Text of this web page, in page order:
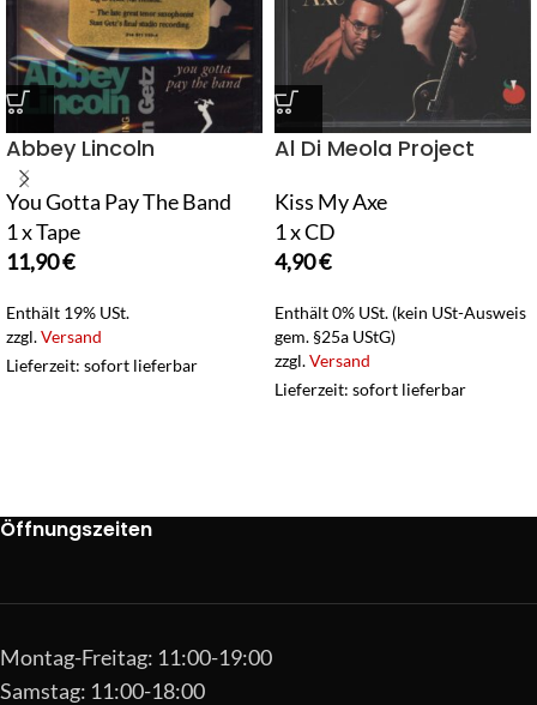
Abbey Lincoln
You Gotta Pay The Band
1 x Tape
11,90€
Enthält 19% USt.
zzgl.Versand
Lieferzeit: sofort lieferbar
Al Di Meola Project
Kiss My Axe
1 x CD
4,90€
Enthält 0% USt. (kein USt-Ausweis
gem. §25a UStG)
zzgl.Versand
Lieferzeit: sofort lieferbar
Öffnungszeiten
Montag-Freitag: 11:00-19:00
Samstag: 11:00-18:00